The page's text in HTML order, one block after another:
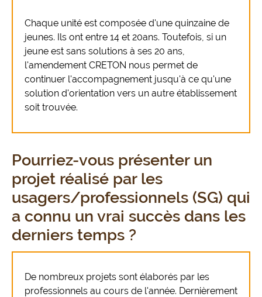
Chaque unité est composée d'une quinzaine de
jeunes. Ils ont entre 14 et 20ans. Toutefois, si un
jeune est sans solutions à ses 20 ans,
l'amendement CRETON nous permet de
continuer l'accompagnement jusqu'à ce qu'une
solution d'orientation vers un autre établissement
soit trouvée.
Pourriez-vous présenter un
projet réalisé par les
usagers/professionnels (SG) qui
a connu un vrai succès dans les
derniers temps ?
De nombreux projets sont élaborés par les
professionnels au cours de l'année. Dernièrement